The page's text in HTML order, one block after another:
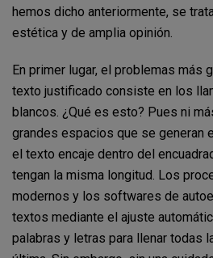
hemos dicho anteriormente, se
estética y de amplia opinión.
En primer lugar, el problemas más
texto justificado consiste en los
blancos. ¿Qué es esto? Pues ni
grandes espacios que se generan
el texto encaje dentro del
tengan la misma longitud. Los
modernos y los softwares de
textos mediante el ajuste
palabras y letras para llenar todas